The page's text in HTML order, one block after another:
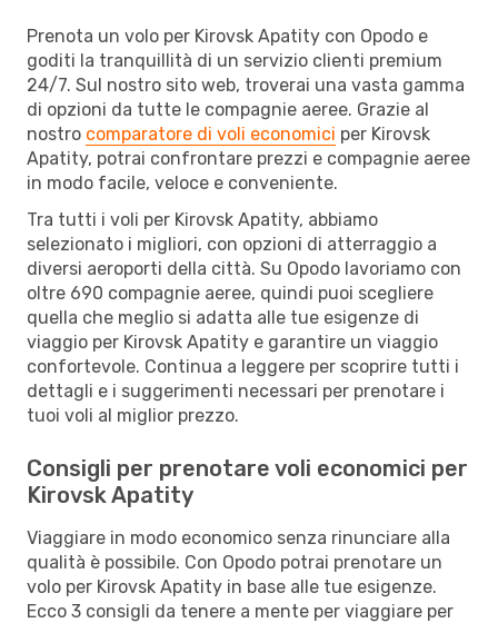
Prenota un volo per Kirovsk Apatity con Opodo e
goditi la tranquillità di un servizio clienti premium
24/7. Sul nostro sito web, troverai una vasta gamma
di opzioni da tutte le compagnie aeree. Grazie al
nostro comparatore di voli economici per Kirovsk
Apatity, potrai confrontare prezzi e compagnie aeree
in modo facile, veloce e conveniente.
Tra tutti i voli per Kirovsk Apatity, abbiamo
selezionato i migliori, con opzioni di atterraggio a
diversi aeroporti della città. Su Opodo lavoriamo con
oltre 690 compagnie aeree, quindi puoi scegliere
quella che meglio si adatta alle tue esigenze di
viaggio per Kirovsk Apatity e garantire un viaggio
confortevole. Continua a leggere per scoprire tutti i
dettagli e i suggerimenti necessari per prenotare i
tuoi voli al miglior prezzo.
Consigli per prenotare voli economici per
Kirovsk Apatity
Viaggiare in modo economico senza rinunciare alla
qualità è possibile. Con Opodo potrai prenotare un
volo per Kirovsk Apatity in base alle tue esigenze.
Ecco 3 consigli da tenere a mente per viaggiare per